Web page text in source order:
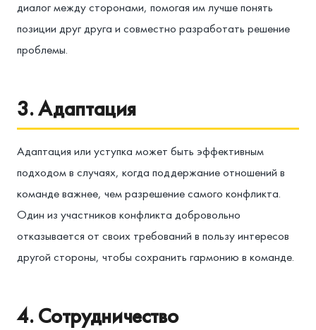
диалог между сторонами, помогая им лучше понять
позиции друг друга и совместно разработать решение
проблемы.
3. Адаптация
Адаптация или уступка может быть эффективным
подходом в случаях, когда поддержание отношений в
команде важнее, чем разрешение самого конфликта.
Один из участников конфликта добровольно
отказывается от своих требований в пользу интересов
другой стороны, чтобы сохранить гармонию в команде.
4. Сотрудничество